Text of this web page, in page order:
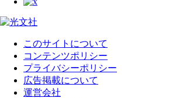
このサイトについて
コンテンツポリシー
プライバシーポリシー
広告掲載について
運営会社